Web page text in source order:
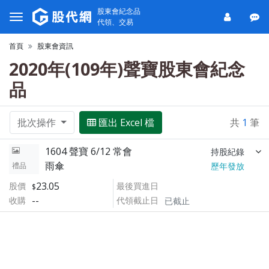
股東會紀念品
代領、交易
首頁 股東會資訊
2020年(109年)聲寶股東會紀念
品
批次操作 匯出 Excel 檔 共 1 筆
禮品
1604 聲寶 6/12 常會 持股紀錄
雨傘
歷年發放
股價
23.05
收購 --
最後買進日
代領截止日
已截止